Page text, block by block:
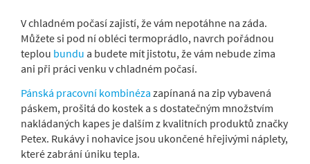
V chladném počasí zajistí, že vám nepotáhne na záda.
Můžete si pod ní obléci termoprádlo, navrch pořádnou
teplou bundu a budete mít jistotu, že vám nebude zima
ani při práci venku v chladném počasí.
Pánská pracovní kombinéza zapínaná na zip vybavená
páskem, prošitá do kostek a s dostatečným množstvím
nakládaných kapes je dalším z kvalitních produktů značky
Petex. Rukávy i nohavice jsou ukončené hřejivými náplety,
které zabrání úniku tepla.